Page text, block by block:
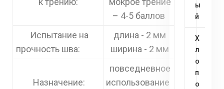
– 4-5 баллов
Испытание на
прочность шва:
длина - 2 мм
ширина - 2 мм
Назначение:
повседневное
использование
ы
й
Х
л
о
п
о